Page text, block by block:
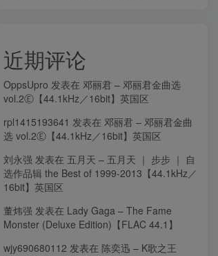
近期评论
OppsUpro 发表在 邓丽君 – 邓丽君金曲选
vol.2Ⓔ【44.1kHz／16bit】英国区
rpl1415193641 发表在 邓丽君 – 邓丽君金曲
选 vol.2Ⓔ【44.1kHz／16bit】英国区
刘永强 发表在 五月天 – 五月天 ｜ 步步 ｜ 自
选作品辑 the Best of 1999-2013【44.1kHz／
16bit】英国区
董炜强 发表在 Lady Gaga – The Fame
Monster (Deluxe Edition)【FLAC 44.1】
wjy690680112 发表在 陈奕迅 – K歌之王